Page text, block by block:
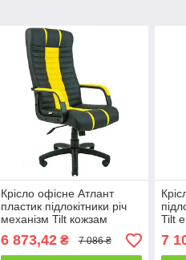
Крісло офісне Атлант
пластик підлокітники річ
механізм Tilt кожзам
Флай-2230/ 2240
(Richman ТМ)
6 873,42₴ 7 086 ₴
Tilt
7